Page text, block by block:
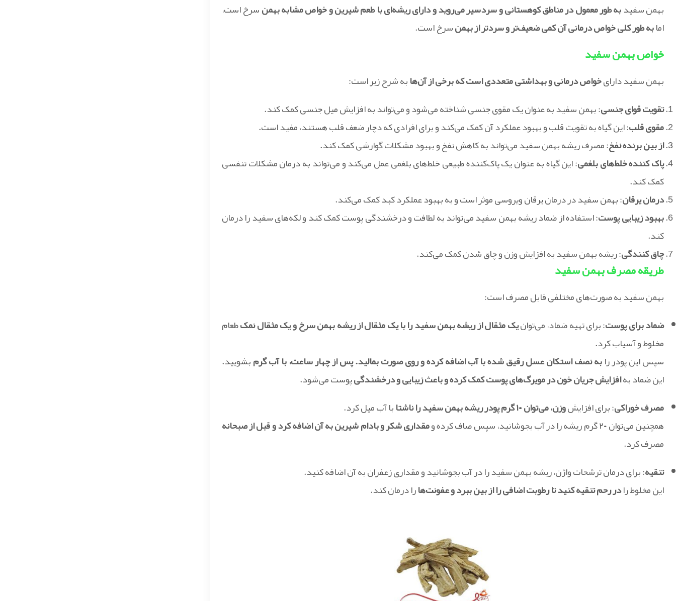
بهمن سفیدبه طور معمول در مناطق کوهستانی و سردسیر می‌روید و دارای ریشه‌ای با طعم شیرین و خواص مشابه بهمنسرخ است،
امابه طور کلی خواص درمانی آن کمی ضعیف‌تر و سردتر از بهمنسرخ است.
خواص بهمن سفید
بهمن سفید دارایخواص درمانی و بهداشتی متعددی است که برخی از آن‌هابه شرح زیر است:
تقویت قوای جنسی: بهمن سفید به عنوان یک مقوی جنسی شناخته می‌شود و می‌تواند به افزایش میل جنسی کمک کند.
مقوی قلب: این گیاه به تقویت قلب و بهبود عملکرد آن کمک می‌کند و برای افرادی که دچار ضعف قلب هستند، مفید است.
از بین برنده نفخ: مصرف ریشه بهمن سفید می‌تواند به کاهش نفخ و بهبود مشکلات گوارشی کمک کند.
پاک کننده خلط‌های بلغمی: این گیاه به عنوان یک پاک‌کننده طبیعی خلط‌های بلغمی عمل می‌کند و می‌تواند به درمان مشکلات تنفسی
کمک کند.
درمان یرقان: بهمن سفید در درمان یرقان ویروسی موثر است و به بهبود عملکرد کبد کمک می‌کند.
بهبود زیبایی پوست: استفاده از ضماد ریشه بهمن سفید می‌تواند به لطافت و درخشندگی پوست کمک کند و لکه‌های سفید را درمان
کند.
چاق کنندگی: ریشه بهمن سفید به افزایش وزن و چاق شدن کمک می‌کند.
طریقه مصرف بهمن سفید
بهمن سفید به صورت‌های مختلفی قابل مصرف است:
ضماد برای پوست: برای تهیه ضماد، می‌توانیک مثقال از ریشه بهمن سفید را با یک مثقال از ریشه بهمن سرخ و یک مثقال نمکطعام
مخلوط و آسیاب کرد.
سپس این پودر رابه نصف استکان عسل رقیق شده با آب اضافه کرده و روی صورت بمالید. پس از چهار ساعت، با آب گرمبشویید.
این ضماد بهافزایش جریان خون در مویرگ‌های پوست کمک کرده و باعث زیبایی و درخشندگیپوست می‌شود.
مصرف خوراکی: برای افزایشوزن، می‌توان ۱۰ گرم پودر ریشه بهمن سفید را ناشتا
با آب میل کرد.
همچنین می‌توان ۲۰ گرم ریشه را در آب بجوشانید، سپس صاف کرده و
مقداری شکر و بادام شیرین به آن اضافه کرد و قبل از صبحانه
مصرف کرد.
تنقیه: برای درمان ترشحات واژن، ریشه بهمن سفید را در آب بجوشانید و مقداری زعفران به آن اضافه کنید.
این مخلوط رادر رحم تنقیه کنید تا رطوبت اضافی را از بین ببرد و عفونت‌هارا درمان کند.